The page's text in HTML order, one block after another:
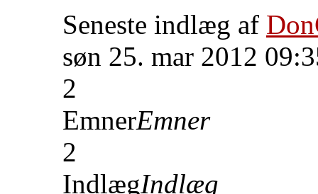
Seneste indlæg af
søn 25. mar 2012
2
EmnerEmner
2
IndlægIndlæg